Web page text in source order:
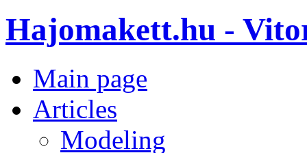
Hajomakett.hu -
Main page
Articles
Modeling